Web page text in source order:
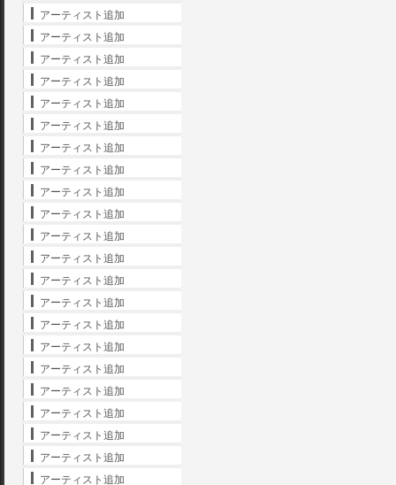
アーティスト追加
アーティスト追加
アーティスト追加
アーティスト追加
アーティスト追加
アーティスト追加
アーティスト追加
アーティスト追加
アーティスト追加
アーティスト追加
アーティスト追加
アーティスト追加
アーティスト追加
アーティスト追加
アーティスト追加
アーティスト追加
アーティスト追加
アーティスト追加
アーティスト追加
アーティスト追加
アーティスト追加
アーティスト追加